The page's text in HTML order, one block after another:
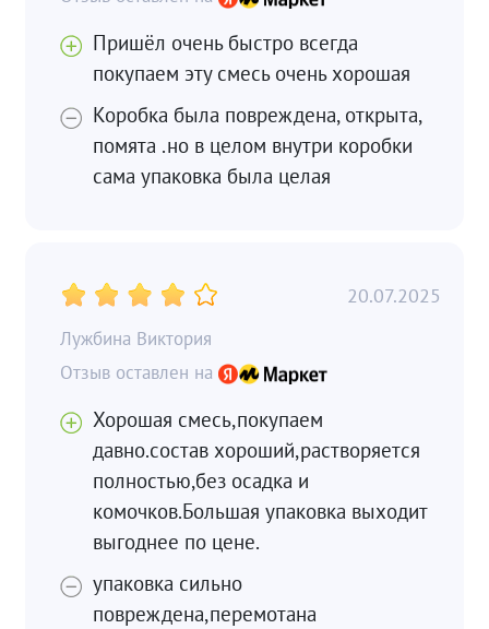
Пришёл очень быстро всегда
покупаем эту смесь очень хорошая
Коробка была повреждена, открыта,
помята .но в целом внутри коробки
сама упаковка была целая
Лужбина Виктория
20.07.2025
Хорошая смесь,покупаем
давно.состав хороший,растворяется
полностью,без осадка и
комочков.Большая упаковка выходит
выгоднее по цене.
упаковка сильно
повреждена,перемотана